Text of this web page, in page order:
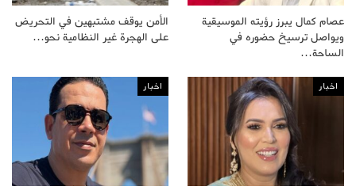
عصام كمال يبرز رؤيته الموسيقية
ويواصل ترسيخ حضوره في
الساحة…
الأمن يوقف مشتبهين في التحريض
على الهجرة غير النظامية نحو…
اخبار اخبار